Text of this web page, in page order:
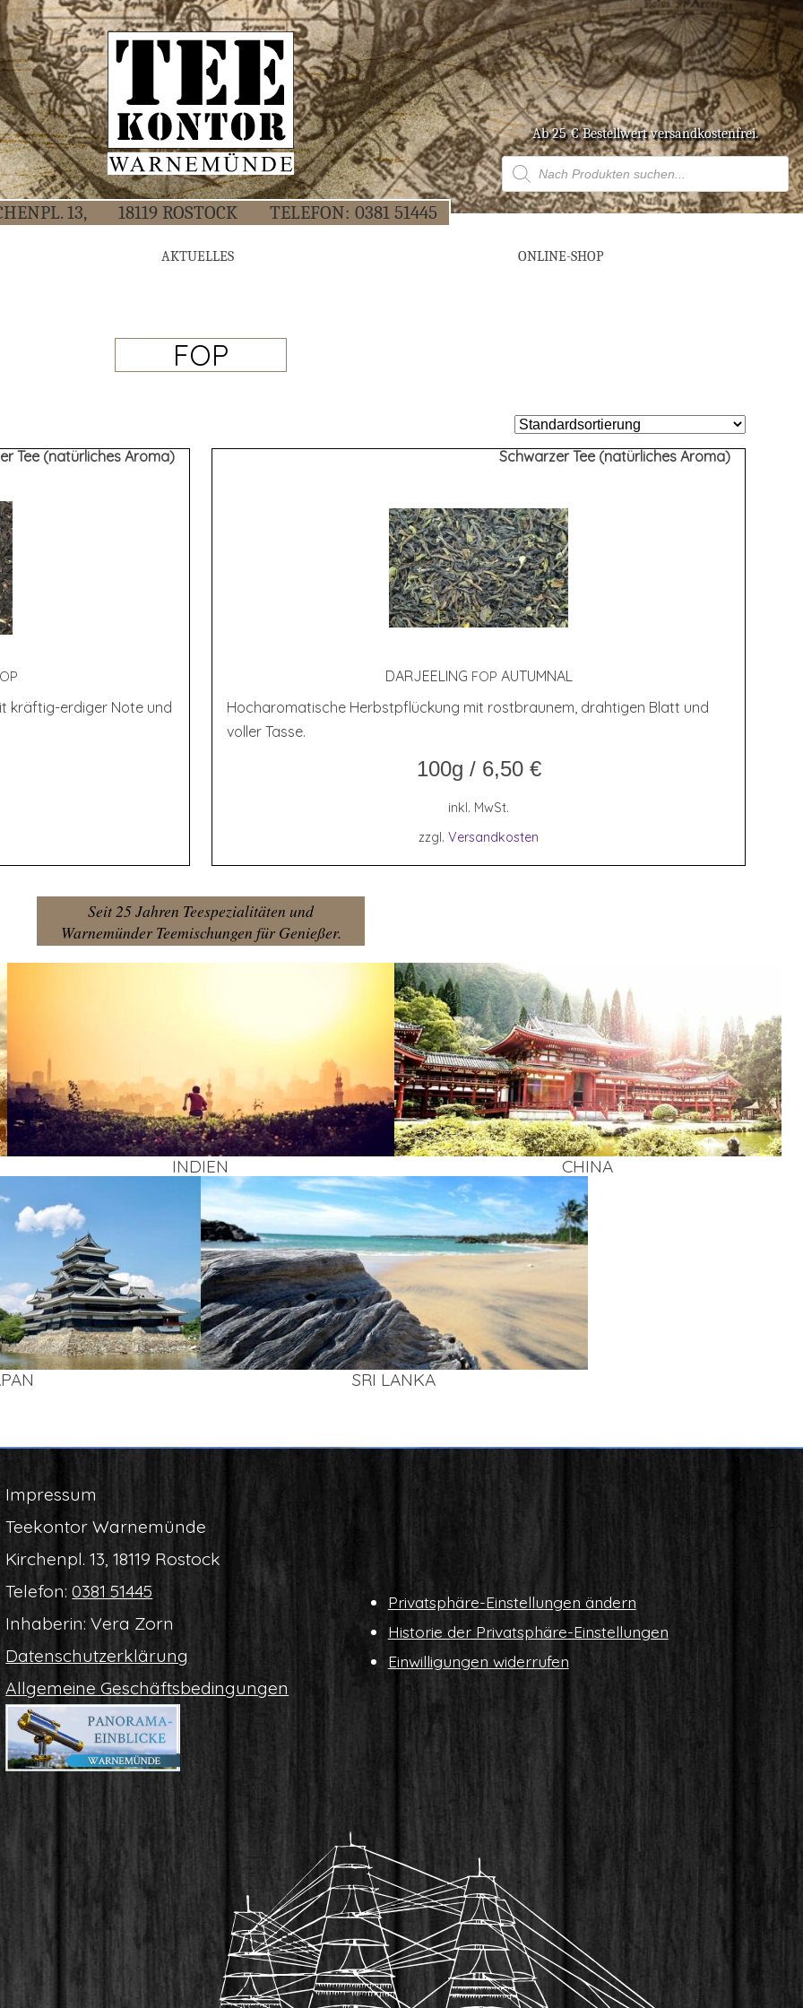
Ab 25 € Bestell­wert versandkostenfrei.
Products
search
13, 18119 ROS­TOCK TELE­FON:0381 51445
AKTU­EL­LES ONLINE-SHOP
FOP
Tee (natürliches Aroma)
kräftig-erdiger Note und
Schwarzer Tee (natürliches Aroma)
DAR­JEE­LING FOP AUTUMNAL
Hocharomatische Herbstpflückung mit rostbraunem, drahtigen Blatt und
voller Tasse.
100g / 6,50 €
inkl. MwSt.
zzgl. Versandkosten
Seit 25 Jahren Teespezialitäten und
Warnemünder Teemischungen für Genießer.
INDI­EN CHI­NA
SRI LAN­KA
Impres­sum
Tee­kon­tor Warnemünde
Kir­chen­pl. 13, 18119 Rostock
Tele­fon:0381 51445
Inha­be­rin: Vera Zorn
Daten­schutz­er­klä­rung
All­ge­mei­ne Geschäftsbedingungen
Pri­vat­sphä­re-Ein­stel­lun­gen ändern
His­to­rie der Privatsphäre-Einstellungen
Ein­wil­li­gun­gen widerrufen